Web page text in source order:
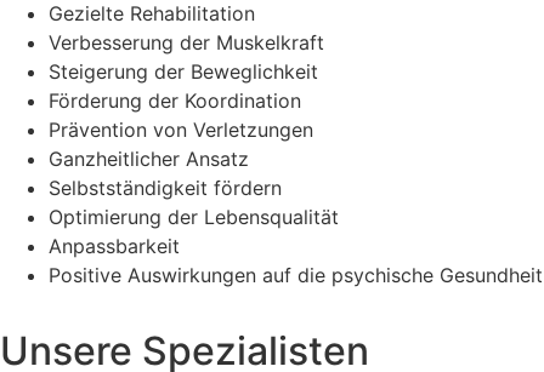
Gezielte Rehabilitation
Verbesserung der Muskelkraft
Steigerung der Beweglichkeit
Förderung der Koordination
Prävention von Verletzungen
Ganzheitlicher Ansatz
Selbstständigkeit fördern
Optimierung der Lebensqualität
Anpassbarkeit
Positive Auswirkungen auf die psychische Gesundheit
Unsere Spezialisten